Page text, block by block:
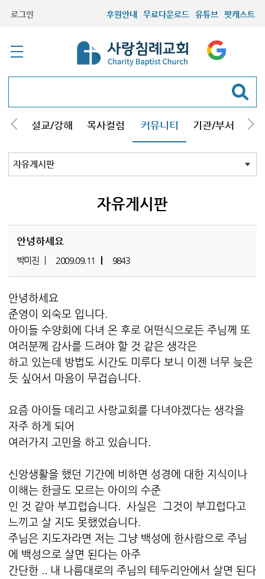
로그인 후원안내 무료다운로드 유튜브 팟캐스트
내 설교/강해 목사컬럼 커뮤니티 기관/부서 선
최근등록자료
자유게시판
자유게시판
안녕하세요
박미진 2009.09.11 9843
안녕하세요
준영이 외숙모 입니다.
아이들 수양회에 다녀 온 후로 어떤식으로든 주님께 또
여러분께 감사를 드려야 할 것 같은 생각은
하고 있는데 방법도 시간도 미루다 보니 이젠 너무 늦은
듯 싶어서 마음이 무겁습니다.
요즘 아이들 데리고 사랑교회를 다녀야겠다는 생각을
자주 하게 되어
여러가지 고민을 하고 있습니다.
신앙생활을 했던 기간에 비하면 성경에 대한 지식이나
이해는 한글도 모르는 아이의 수준
인 것 같아 부끄럽습니다. 사실은 그것이 부끄럽다고
느끼고 살 지도 못했었습니다.
주님은 지도자라면 저는 그냥 백성에 한사람으로 주님
에 백성으로 살면 된다는 아주
간단한 .. 내 나름대로의 주님의 테두리안에서 살면 된다